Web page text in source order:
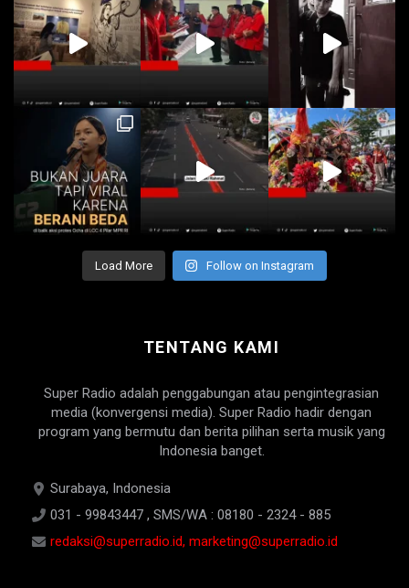
Load More Follow on Instagram
TENTANG KAMI
Super Radio adalah penggabungan atau pengintegrasian
media (konvergensi media). Super Radio hadir dengan
program yang bermutu dan berita pilihan serta musik yang
Indonesia banget.
Surabaya, Indonesia
031 - 99843447 , SMS/WA : 08180 - 2324 - 885
redaksi@superradio.id, marketing@superradio.id